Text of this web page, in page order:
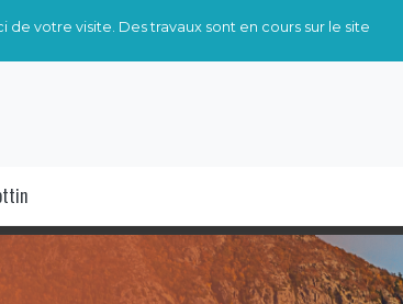
de votre visite. Des travaux sont en cours sur le site